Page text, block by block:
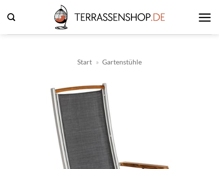
Inhalt
springen
Start » Gartenstühle